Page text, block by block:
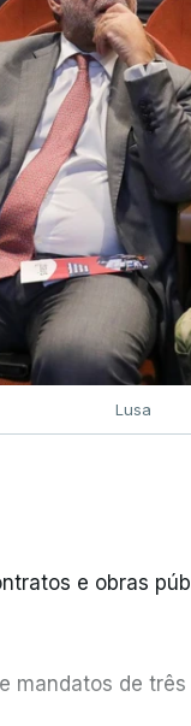
Lusa
e obras
mandatos de